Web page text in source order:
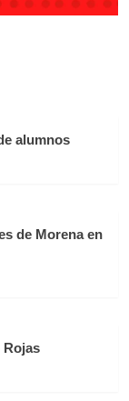
alumnos
de Morena en